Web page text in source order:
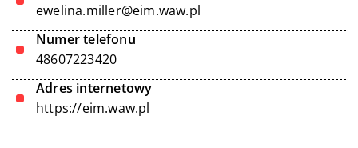
ewelina.miller@eim.waw.pl
Numer telefonu
48607223420
Adres internetowy
https://eim.waw.pl